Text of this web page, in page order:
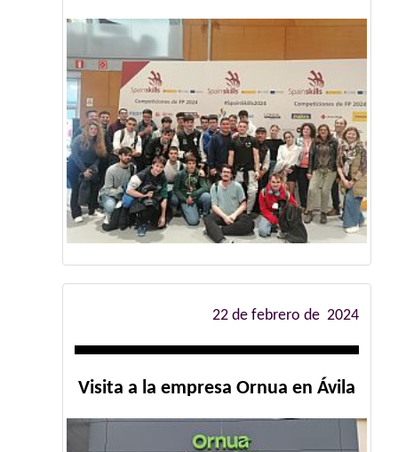
22 de febrero de 2024
Visita a la empresa Ornua en Ávila